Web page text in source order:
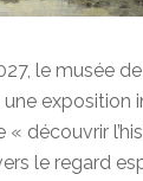
le musée de
une exposition
« découvrir
le regard